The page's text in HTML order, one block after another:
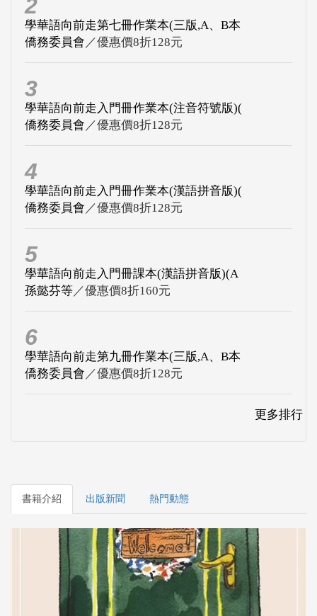
2
學華語向前走第七冊作業本(三版,A、B本
僑務委員會 ／優惠價8折128元
3
學華語向前走入門冊作業本(注音符號版)(
僑務委員會 ／優惠價8折128元
4
學華語向前走入門冊作業本(漢語拼音版)(
僑務委員會 ／優惠價8折128元
5
學華語向前走入門冊課本(漢語拼音版)(A
孫懿芬等／優惠價8折160元
6
學華語向前走第九冊作業本(三版,A、B本
僑務委員會 ／優惠價8折128元
更多排行
書籍介紹 出版新聞 熱門動態